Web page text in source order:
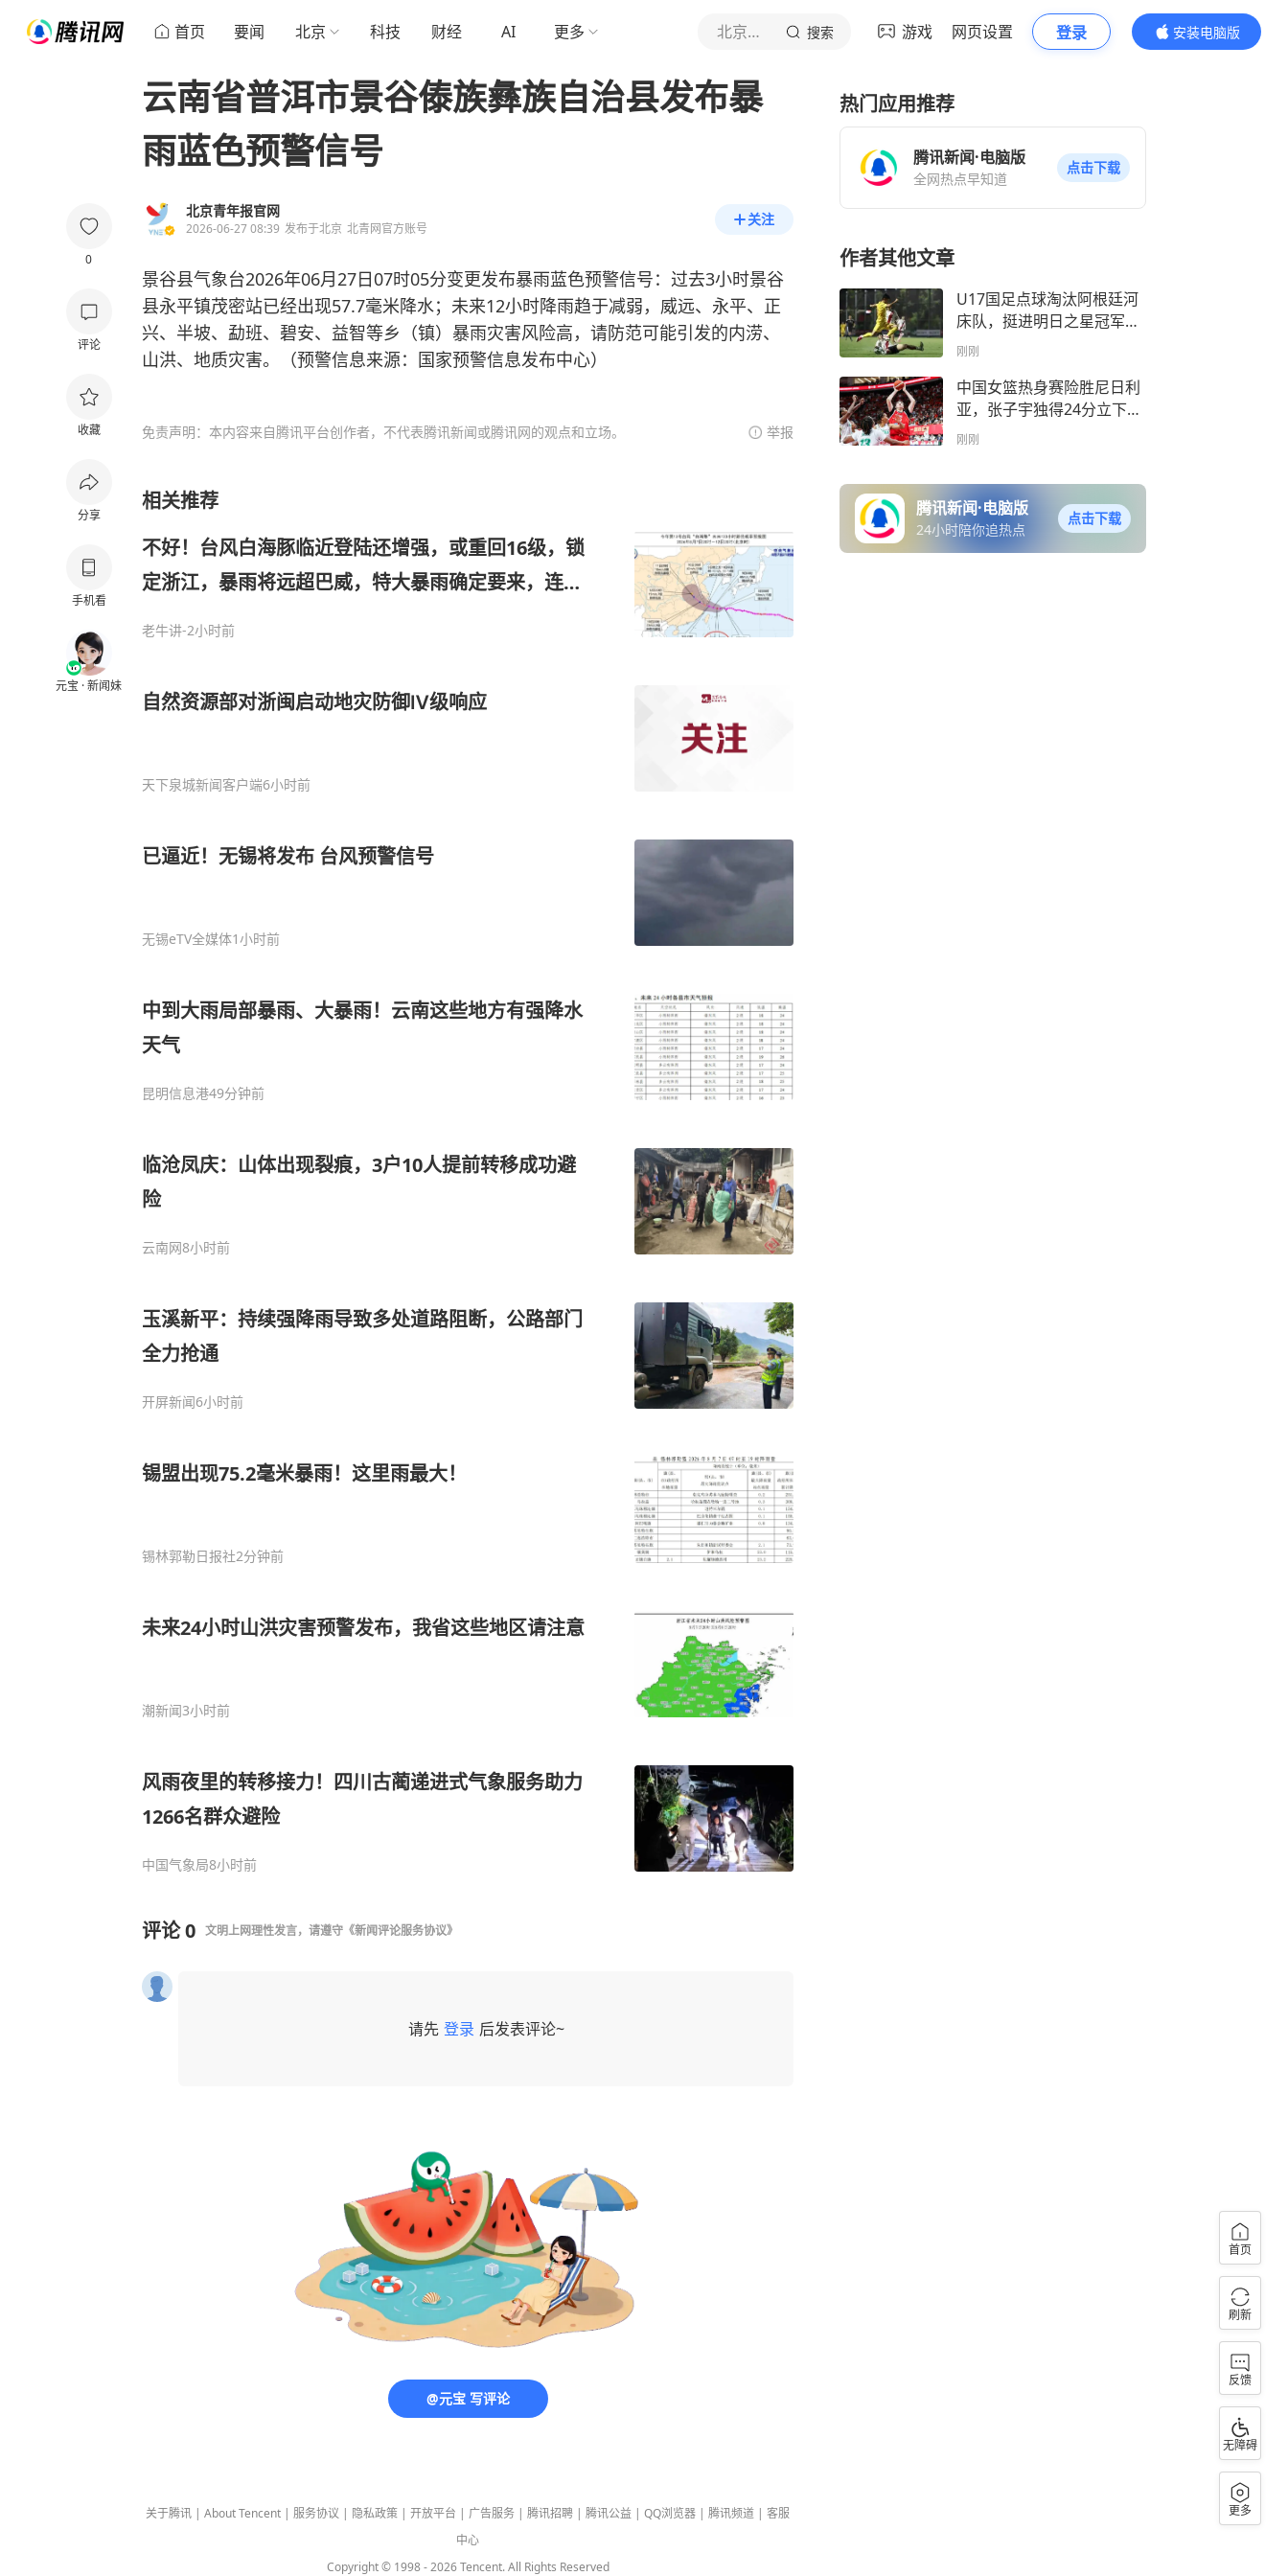
首页 要闻 北京 科技 财经 AI 更多 北京青年报官网 搜索 游戏 网页设置 登录
安装电脑版
内容更精彩
0
评论
收藏
分享
手机看
元宝 · 新闻妹
云南省普洱市景谷傣族彝族自治县发布暴
雨蓝色预警信号
北京青年报官网
2026-06-27 08:39 发布于北京 北青网官方账号
关注
景谷县气象台2026年06月27日07时05分变更发布暴雨蓝色预警信号：过去3小时景谷
县永平镇茂密站已经出现57.7毫米降水；未来12小时降雨趋于减弱，威远、永平、正
兴、半坡、勐班、碧安、益智等乡（镇）暴雨灾害风险高，请防范可能引发的内涝、
山洪、地质灾害。（预警信息来源：国家预警信息发布中心）
免责声明：本内容来自腾讯平台创作者，不代表腾讯新闻或腾讯网的观点和立场。 举报
相关推荐
不好！台风白海豚临近登陆还增强，或重回16级，锁
定浙江，暴雨将远超巴威，特大暴雨确定要来，连下
老牛讲-2小时前
自然资源部对浙闽启动地灾防御Ⅳ级响应
天下泉城新闻客户端6小时前
已逼近！无锡将发布 台风预警信号
无锡eTV全媒体1小时前
中到大雨局部暴雨、大暴雨！云南这些地方有强降水
天气
昆明信息港49分钟前
临沧凤庆：山体出现裂痕，3户10人提前转移成功避
险
云南网8小时前
玉溪新平：持续强降雨导致多处道路阻断，公路部门
全力抢通
开屏新闻6小时前
锡盟出现75.2毫米暴雨！这里雨最大！
锡林郭勒日报社2分钟前
未来24小时山洪灾害预警发布，我省这些地区请注意
潮新闻3小时前
风雨夜里的转移接力！四川古蔺递进式气象服务助力
1266名群众避险
中国气象局8小时前
评论0 文明上网理性发言，请遵守 《新闻评论服务协议》
请先 登录 后发表评论~
@元宝 写评论
关于腾讯 | About Tencent | 服务协议 | 隐私政策 | 开放平台 | 广告服务 | 腾讯招聘 | 腾讯公益 | QQ浏览器 | 腾讯频道 | 客服
中心
Copyright © 1998 -2026Tencent. All Rights Reserved
热门应用推荐
腾讯新闻·电脑版
全网热点早知道
点击下载
作者其他文章
U17国足点球淘汰阿根廷河
床队，挺进明日之星冠军杯
决赛
刚刚
中国女篮热身赛险胜尼日利
亚，张子宇独得24分立下头
功
刚刚
腾讯新闻·电脑版
24小时陪你追热点
点击下载
首页
刷新
反馈
无障碍
更多